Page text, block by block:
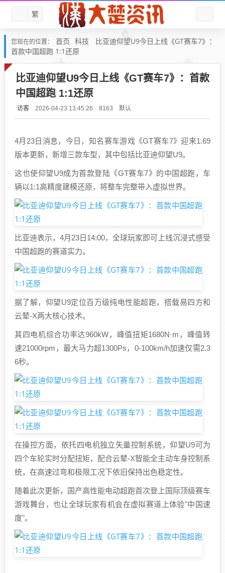
繁
您现在的位置： 首页 科技
比亚迪仰望U9今日上线《GT赛车7》：
首款中国超跑 1:1还原
比亚迪仰望U9今日上线《GT赛车7》：首款
中国超跑 1:1还原
访客 2026-04-23 13:45:26 8163 默认
4月23日消息，今日，知名赛车游戏《GT赛车7》迎来1.69
版本更新，新增三款车型，其中包括比亚迪仰望U9。
这也使仰望U9成为首款登陆《GT赛车7》的中国超跑，车
辆以1:1高精度建模还原，将整车完整带入虚拟世界。
比亚迪表示，4月23日14:00，全球玩家即可上线沉浸式感受
中国超跑的赛道实力。
据了解，仰望U9定位百万级纯电性能超跑，搭载易四方和
云辇-X两大核心技术。
其四电机综合功率达960kW，峰值扭矩1680N·m，峰值转
速21000rpm，最大马力超1300Ps，0-100km/h加速仅需2.3
6秒。
在操控方面，依托四电机独立矢量控制系统，仰望U9可为
四个车轮实时分配扭矩，配合云辇-X智能全主动车身控制系
统，在高速过弯和极限工况下依旧保持出色稳定性。
随着此次更新，国产高性能电动超跑首次登上国际顶级赛车
游戏舞台，也让全球玩家有机会在虚拟赛道上体验"中国速
度"。